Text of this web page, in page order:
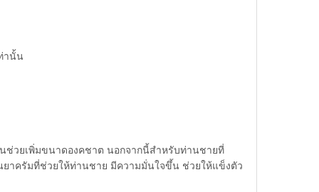
านั้น
ช่วยเพิ่มขนาดองคชาต นอกจากนี้สำหรับท่านชายที่
ยาครัมที่ช่วยให้ท่านชาย มีความมั่นใจขึ้น ช่วยให้แข็งตัว